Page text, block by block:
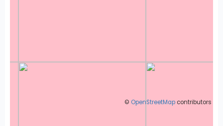
© OpenStreetMap contributors